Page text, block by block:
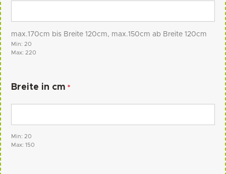
max.170cm bis Breite 120cm, max.150cm ab Breite 120cm
Min: 20
Max: 220
Breite in cm *
Min: 20
Max: 150